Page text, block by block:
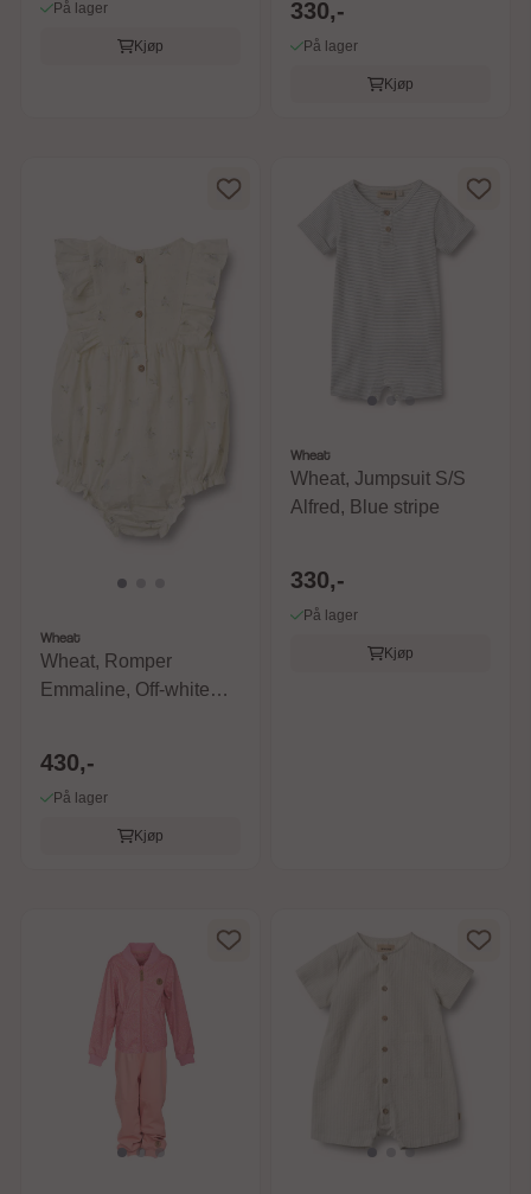
På lager
Kjøp
330,-
På lager
Kjøp
Wheat
Wheat, Romper
Emmaline, Off-white
430,-
På lager
Kjøp
Wheat
Wheat, Jumpsuit S/S
Alfred, Blue stripe
330,-
På lager
Kjøp